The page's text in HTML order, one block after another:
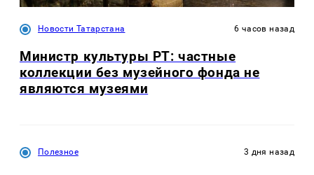
Новости Татарстана 6 часов назад
Министр культуры РТ: частные
коллекции без музейного фонда не
являются музеями
Полезное 3 дня назад